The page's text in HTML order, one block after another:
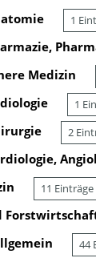
1
Medizin
1
2
11 Einträge
44